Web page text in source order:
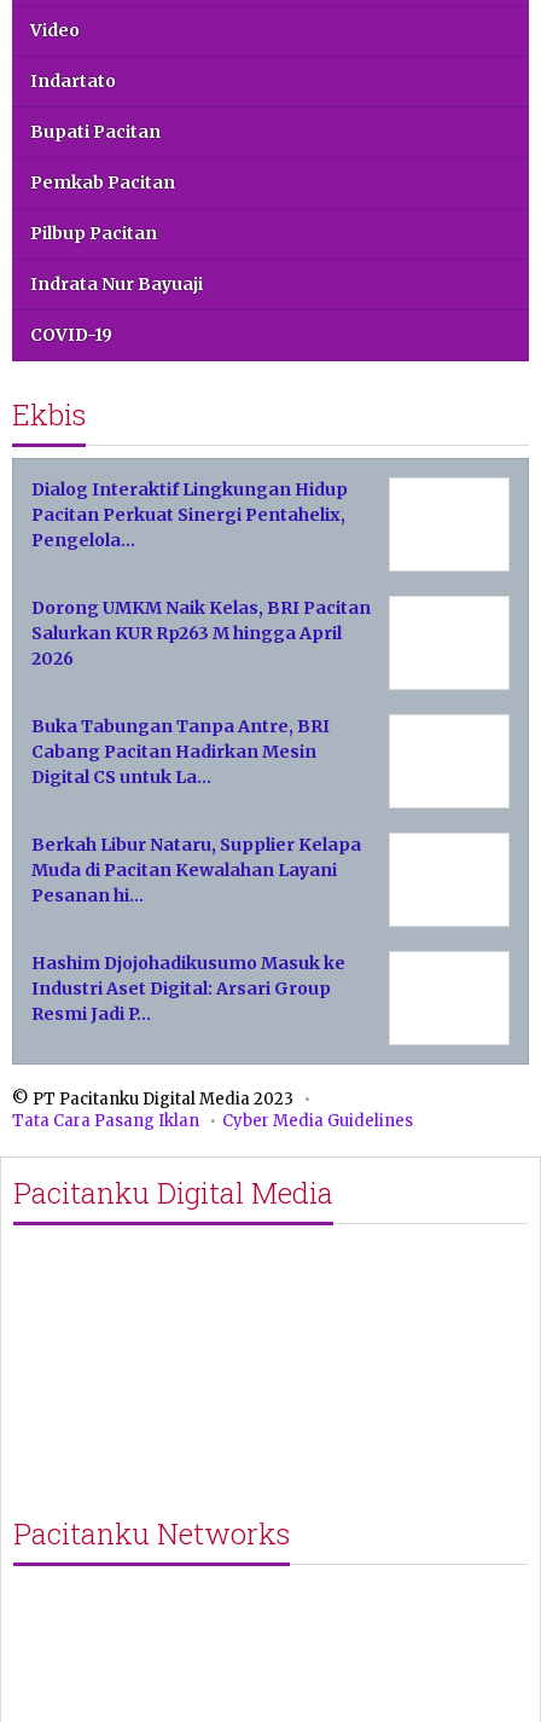
Video
Indartato
Bupati Pacitan
Pemkab Pacitan
Pilbup Pacitan
Indrata Nur Bayuaji
COVID-19
Ekbis
Dialog Interaktif Lingkungan Hidup
Pacitan Perkuat Sinergi Pentahelix,
Pengelola…
Dorong UMKM Naik Kelas, BRI Pacitan
Salurkan KUR Rp263 M hingga April
2026
Buka Tabungan Tanpa Antre, BRI
Cabang Pacitan Hadirkan Mesin
Digital CS untuk La…
Berkah Libur Nataru, Supplier Kelapa
Muda di Pacitan Kewalahan Layani
Pesanan hi…
Hashim Djojohadikusumo Masuk ke
Industri Aset Digital: Arsari Group
Resmi Jadi P…
© PT Pacitanku Digital Media 2023
Tata Cara Pasang Iklan
Cyber Media Guidelines
Pacitanku Digital Media
Pacitanku Networks